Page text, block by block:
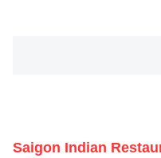
Saigon Indian